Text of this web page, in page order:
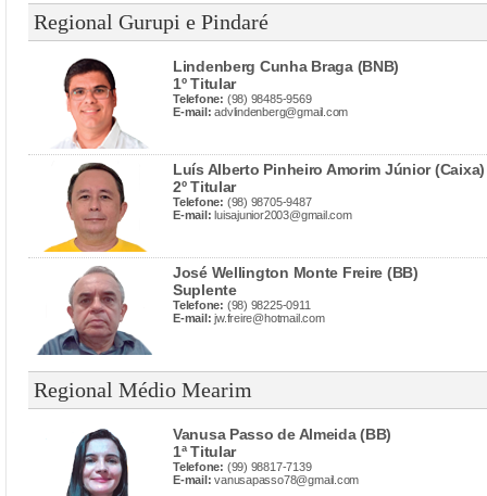
Regional Gurupi e Pindaré
Lindenberg Cunha Braga (BNB)
1º Titular
Telefone: (98) 98485-9569
E-mail: advlindenberg@gmail.com
Luís Alberto Pinheiro Amorim Júnior (Caixa)
2º Titular
Telefone: (98) 98705-9487
E-mail: luisajunior2003@gmail.com
José Wellington Monte Freire (BB)
Suplente
Telefone: (98) 98225-0911
E-mail: jw.freire@hotmail.com
Regional Médio Mearim
Vanusa Passo de Almeida (BB)
1ª Titular
Telefone: (99) 98817-7139
E-mail: vanusapasso78@gmail.com